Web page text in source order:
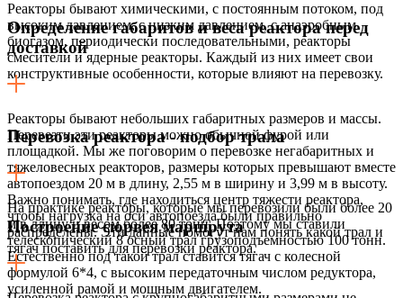
Реакторы бывают химическими, с постоянным потоком, под
высоким давлением, с низким давлением, с анаэробным
биогазом, периодически последовательными, реакторы
смесители и ядерные реакторы. Каждый из них имеет свои
конструктивные особенности, которые влияют на перевозку.
Определение габаритов и веса реактора перед
доставкой
Реакторы бывают небольших габаритных размеров и массы.
Перевезти эти реакторы можно обычной фурой или
площадкой. Мы же поговорим о перевозке негабаритных и
тяжеловесных реакторов, размеры которых превышают вместе
автопоездом 20 м в длину, 2,55 м в ширину и 3,99 м в высоту.
Важно понимать, где находиться центр тяжести реактора,
чтобы нагрузка на оси автопоезда были правильно
распределены. Эти данные помогут нам понять какой трал и
тягач поставить для перевозки реактора.
Перевозка реактора - подбор трала
На практике реакторы, которые мы перевозили были более 20
м в длину и весом более 80 тонн. Поэтому мы ставили
телескопический 8 осный трал грузоподъемностью 100 тонн.
Естественно под такой трал ставится тягач с колесной
формулой 6*4, с высоким передаточным числом редуктора,
усиленной рамой и мощным двигателем.
Построение сюрвея маршрута